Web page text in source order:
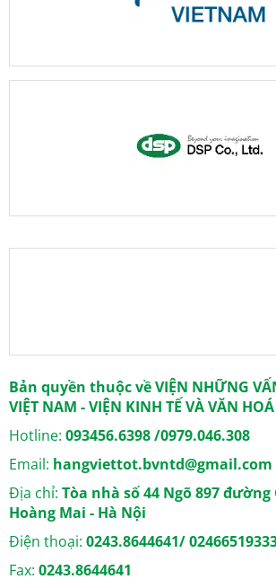
Bản quyền thuộc về VIỆN NHỮNG
VIỆT NAM - VIỆN KINH TẾ VÀ VĂN HOÁ
Hotline: 093456.6398 /0979.046.308
Email: hangviettot.bvntd@gmail.com
Địa chỉ: Tòa nhà số 44 Ngõ 897 đường
Hoàng Mai - Hà Nội
Điện thoại: 0243.8644641/
Fax: 0243.8644641